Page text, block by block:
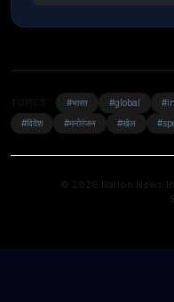
TOPICS: #भारत #global
#विदेश
#मनोरंजन #खेल
© 2026 Nation News